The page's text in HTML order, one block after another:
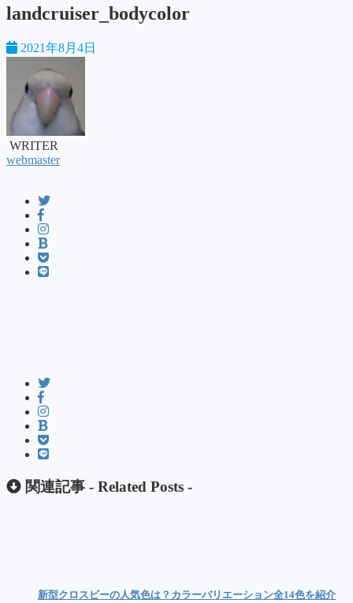
landcruiser_bodycolor
2021年8月4日
WRITER
webmaster
関連記事 - Related Posts -
新型クロスビーの人気色は？カラーバリエーション全14色を紹介